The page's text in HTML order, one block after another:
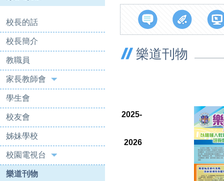
校長的話
校長簡介
教職員
家長教師會
學生會
校友會
姊妹學校
校園電視台
樂道刊物
樂道刊物
2025-
2026